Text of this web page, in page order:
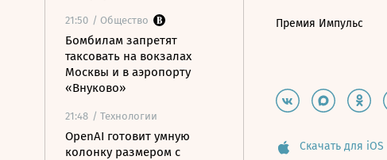
21:50 / Общество
Бомбилам запретят
таксовать на вокзалах
Москвы и в аэропорту
«Внуково»
21:48 / Технологии
OpenAI готовит умную
колонку размером с
Премия Импульс
Скачать для iOS